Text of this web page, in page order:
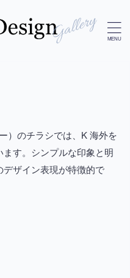
）のチラシでは、K 海外を
す。シンプルな印象と明
ザイン表現が特徴的で